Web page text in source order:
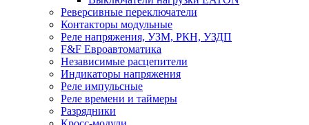
Реверсивные переключатели
Контакторы модульные
Реле напряжения, УЗМ, РКН, УЗДП
F&F Евроавтоматика
Независимые расцепители
Индикаторы напряжения
Реле импульсные
Реле времени и таймеры
Разрядники